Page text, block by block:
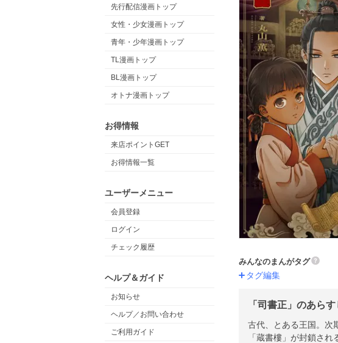
先行配信漫画トップ
女性・少女漫画トップ
青年・少年漫画トップ
TL漫画トップ
BL漫画トップ
オトナ漫画トップ
お得情報
来店ポイントGET
お得情報一覧
ユーザーメニュー
会員登録
ログイン
チェック履歴
ヘルプ＆ガイド
お知らせ
ヘルプ／お問い合わせ
ご利用ガイド
みんなのまんがタグ
タグ編集
「司書正」のあら
古代、とある王国。次
「蔵書樓」が封鎖さ